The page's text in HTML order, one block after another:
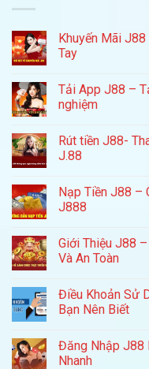
Khuyến Mãi
Tay
Tải App J88 –
nghiệm
Rút tiền J88-
J.88
Nạp Tiền J88 –
J888
Giới Thiệu J88
Và An Toàn
Điều Khoản Sử
Bạn Nên Biết
Đăng Nhập J88
Nhanh